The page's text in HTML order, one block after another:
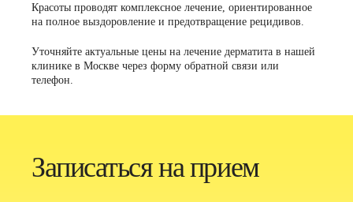
Красоты проводят комплексное лечение, ориентированное
на полное выздоровление и предотвращение рецидивов.
Уточняйте актуальные цены на лечение дерматита в нашей
клинике в Москве через форму обратной связи или
телефон.
Записаться на прием